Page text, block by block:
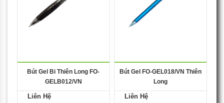
Bút Gel Bi Thiên Long FO-
GELB012/VN
Liên Hệ
Bút Gel FO-GEL018/VN Thiên
Long
Liên Hệ